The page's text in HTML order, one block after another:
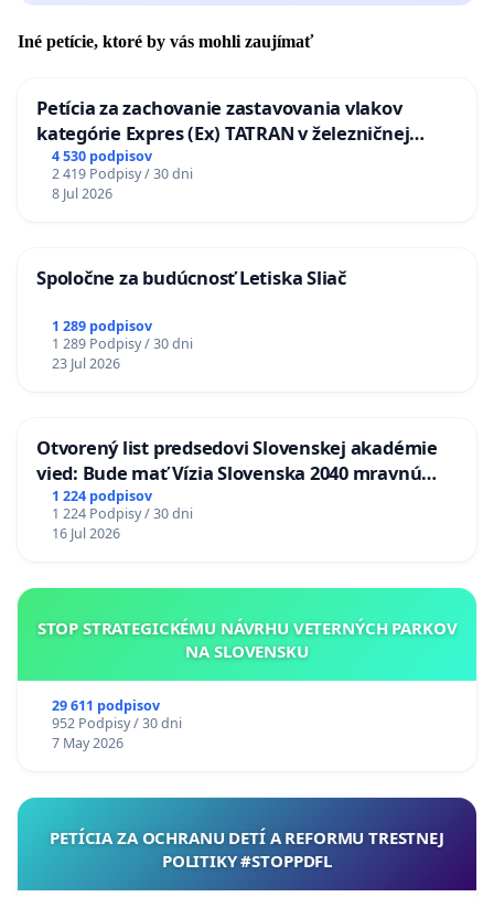
Iné petície, ktoré by vás mohli zaujímať
Petícia za zachovanie zastavovania vlakov
kategórie Expres (Ex) TATRAN v železničnej
stanici Púchov
4 530 podpisov
2 419 Podpisy / 30 dni
8 Jul 2026
Spoločne za budúcnosť Letiska Sliač
1 289 podpisov
1 289 Podpisy / 30 dni
23 Jul 2026
Otvorený list predsedovi Slovenskej akadémie
vied: Bude mať Vízia Slovenska 2040 mravnú
chrbticu?
1 224 podpisov
1 224 Podpisy / 30 dni
16 Jul 2026
STOP STRATEGICKÉMU NÁVRHU VETERNÝCH PARKOV
NA SLOVENSKU
29 611 podpisov
952 Podpisy / 30 dni
7 May 2026
PETÍCIA ZA OCHRANU DETÍ A REFORMU TRESTNEJ
POLITIKY #STOPPDFL